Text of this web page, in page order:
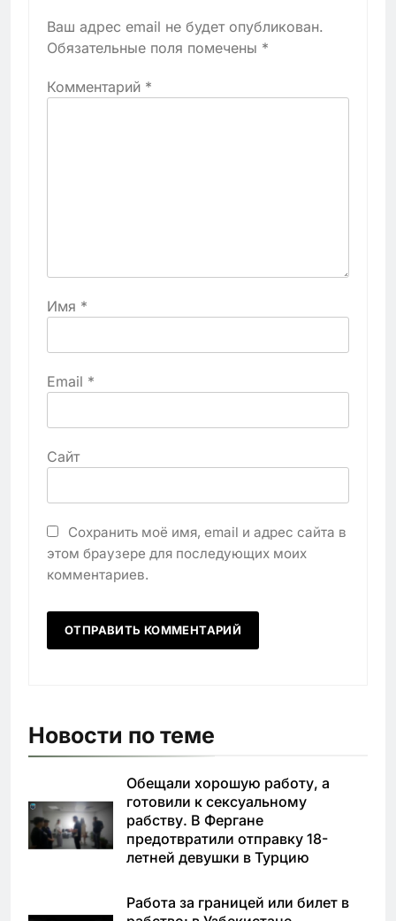
Ваш адрес email не будет опубликован.
Обязательные поля помечены *
Комментарий *
Имя *
Email *
Сайт
Сохранить моё имя, email и адрес сайта в
этом браузере для последующих моих
комментариев.
Новости по теме
Обещали хорошую работу, а
готовили к сексуальному
рабству. В Фергане
предотвратили отправку 18-
летней девушки в Турцию
Работа за границей или билет в